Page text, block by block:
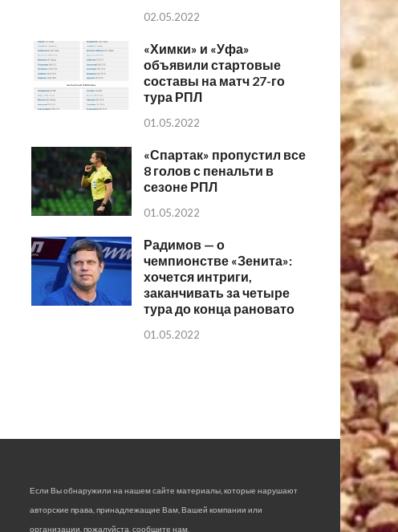
02.05.2022
«Химки» и «Уфа»
объявили стартовые
составы на матч 27-го
тура РПЛ
01.05.2022
«Спартак» пропустил все
8 голов с пенальти в
сезоне РПЛ
01.05.2022
Радимов — о
чемпионстве «Зенита»:
хочется интриги,
заканчивать за четыре
тура до конца рановато
01.05.2022
Если Вы обнаружили на нашем сайте материалы, которые нарушают
авторские права, принадлежащие Вам, Вашей компании или
организации, пожалуйста, сообщите нам.